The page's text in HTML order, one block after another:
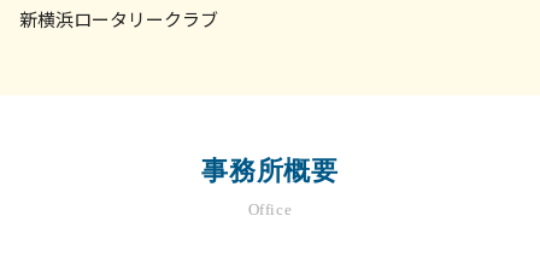
新横浜ロータリークラブ
事務所概要
Office